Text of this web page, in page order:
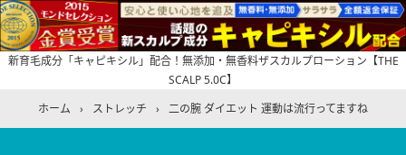
新育毛成分「キャピキシル」配合！無添加・無香料ザスカルプローション【THE
SCALP 5.0C】
ホーム
› ストレッチ › 二の腕 ダイエット 運動は流行ってますね